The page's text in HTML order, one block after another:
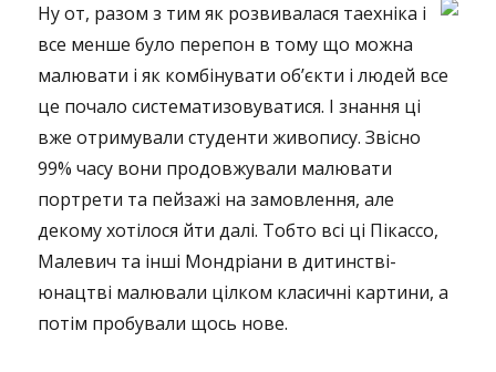
Ну от, разом з тим як розвивалася таехніка і
все менше було перепон в тому що можна
малювати і як комбінувати об’єкти і людей все
це почало систематизовуватися. І знання ці
вже отримували студенти живопису. Звісно
99% часу вони продовжували малювати
портрети та пейзажі на замовлення, але
декому хотілося йти далі. Тобто всі ці Пікассо,
Малевич та інші Мондріани в дитинстві-
юнацтві малювали цілком класичні картини, а
потім пробували щось нове.